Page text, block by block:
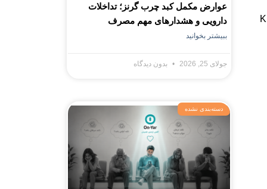
انتخاب هوشمندانه مواد غذایی سرشار از آنتی‌اکسیدان‌ها، اسیدهای چرب امگا۳، کلسیم و ویتامین‌های کلیدی مثل D، C و K
عوارض مکمل کبد چرب گرنز؛ تداخلات
دارویی و هشدارهای مهم مصرف
ببیشتر بخوانید
جولای 25, 2026 بدون دیدگاه
دسته‌بندی نشده